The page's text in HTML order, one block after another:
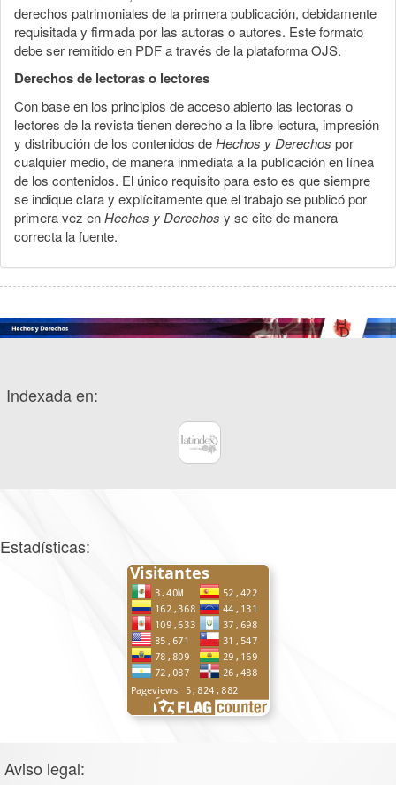
derechos patrimoniales de la primera publicación, debidamente
requisitada y firmada por las autoras o autores. Este formato
debe ser remitido en PDF a través de la plataforma OJS.
Derechos de lectoras o lectores
Con base en los principios de acceso abierto las lectoras o
lectores de la revista tienen derecho a la libre lectura, impresión
y distribución de los contenidos deHechos y Derechos por
cualquier medio, de manera inmediata a la publicación en línea
de los contenidos. El único requisito para esto es que siempre
se indique clara y explícitamente que el trabajo se publicó por
primera vez enHechos y Derechos y se cite de manera
correcta la fuente.
Indexada en:
Estadísticas:
Aviso legal: